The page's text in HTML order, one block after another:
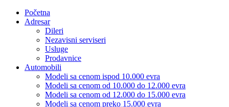
Početna
Adresar
Dileri
Nezavisni serviseri
Usluge
Prodavnice
Automobili
Modeli sa cenom ispod 10.000 evra
Modeli sa cenom od 10.000 do 12.000 evra
Modeli sa cenom od 12.000 do 15.000 evra
Modeli sa cenom preko 15.000 evra